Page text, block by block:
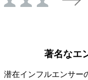
著名なエ
潜在インフルエンサー